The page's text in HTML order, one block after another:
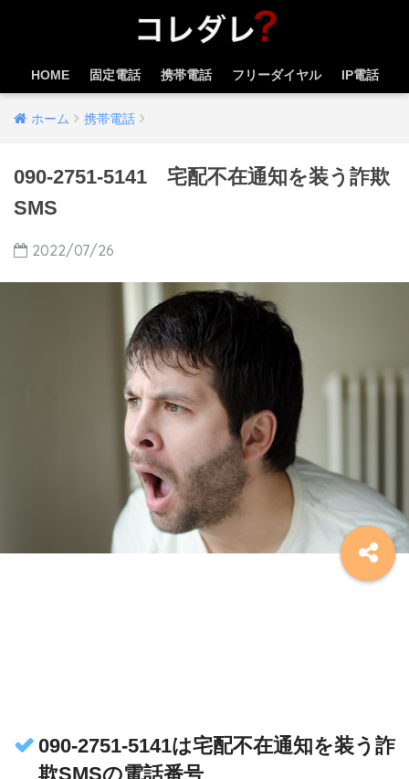
HOME 固定電話 携帯電話 フリーダイヤル IP電話
ホーム 携帯電話
090-2751-5141 宅配不在通知を装う詐欺
SMS
2022/07/26
090-2751-5141は宅配不在通知を装う詐
欺SMSの電話番号